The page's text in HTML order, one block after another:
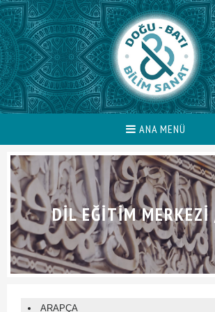
ANA MENÜ
DIL EĞITIM
ARAPÇA